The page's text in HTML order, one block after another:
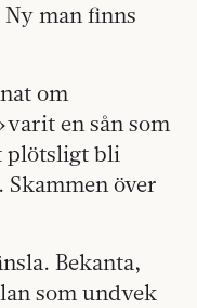
man finns
om
en sån som
plötsligt bli
över
Bekanta,
som undvek